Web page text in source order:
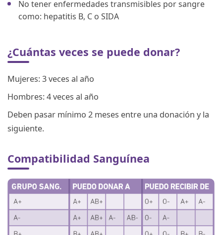
No tener enfermedades transmisibles por sangre
como: hepatitis B, C o SIDA
¿Cuántas veces se puede donar?
Mujeres: 3 veces al año
Hombres: 4 veces al año
Deben pasar mínimo 2 meses entre una donación y la
siguiente.
Compatibilidad Sanguínea